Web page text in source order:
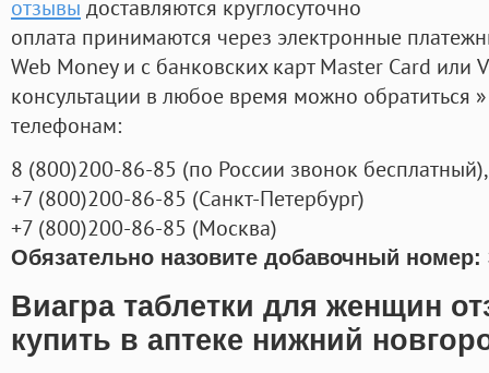
отзывы доставляются круглосуточно
оплата принимаются через электронные
Web Money и с банковских карт Master Card или
консультации в любое время можно обратиться
телефонам:
8 (800)200-86-85 (по России звонок бесплатный),
+7 (800)200-86-85 (Санкт-Петербург)
+7 (800)200-86-85 (Москва)
Обязательно назовите добавочный номер:
Виагра таблетки для женщин
купить в аптеке нижний